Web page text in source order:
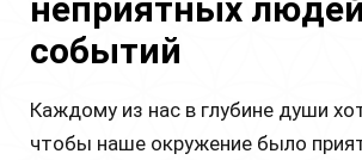
ь
неприятных
событий
Каждому из нас в глубине души
чтобы наше окружение было